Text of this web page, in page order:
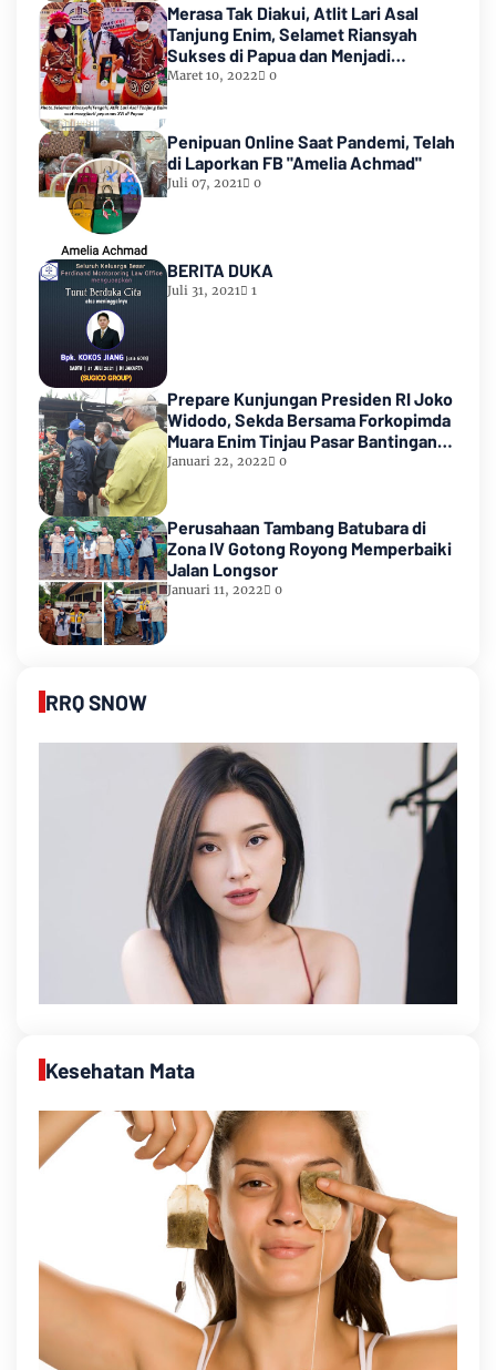
Merasa Tak Diakui, Atlit Lari Asal
Tanjung Enim, Selamet Riansyah
Sukses di Papua dan Menjadi
Miliarder
Maret 10, 2022 0
Penipuan Online Saat Pandemi, Telah
di Laporkan FB "Amelia Achmad"
Juli 07, 2021 0
BERITA DUKA
Juli 31, 2021 1
Prepare Kunjungan Presiden RI Joko
Widodo, Sekda Bersama Forkopimda
Muara Enim Tinjau Pasar Bantingan
Tanjung Enim
Januari 22, 2022 0
Perusahaan Tambang Batubara di
Zona IV Gotong Royong Memperbaiki
Jalan Longsor
Januari 11, 2022 0
RRQ SNOW
Kesehatan Mata